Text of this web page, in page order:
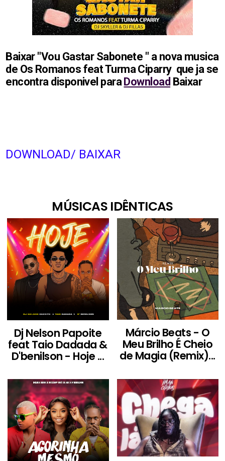
Baixar "Vou Gastar Sabonete " a nova musica
de Os Romanos feat Turma Ciparry que ja se
encontra disponivel paraDownload Baixar
DOWNLOAD/ BAIXAR
MÚSICAS IDÊNTICAS
Dj Nelson Papoite
feat Taio Dadada &
D'benilson - Hoje ...
Márcio Beats - O
Meu Brilho É Cheio
de Magia (Remix)...